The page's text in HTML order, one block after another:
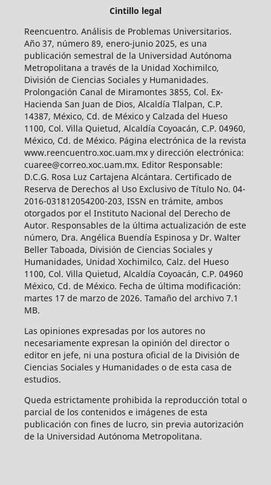
Cintillo legal
Reencuentro. Análisis de Problemas Universitarios.
Año 37, número 89, enero-junio 2025, es una
publicación semestral de la Universidad Autónoma
Metropolitana a través de la Unidad Xochimilco,
División de Ciencias Sociales y Humanidades.
Prolongación Canal de Miramontes 3855, Col. Ex-
Hacienda San Juan de Dios, Alcaldía Tlalpan, C.P.
14387, México, Cd. de México y Calzada del Hueso
1100, Col. Villa Quietud, Alcaldía Coyoacán, C.P. 04960,
México, Cd. de México. Página electrónica de la revista
www.reencuentro.xoc.uam.mx y dirección electrónica:
cuaree@correo.xoc.uam.mx. Editor Responsable:
D.C.G. Rosa Luz Cartajena Alcántara. Certificado de
Reserva de Derechos al Uso Exclusivo de Título No. 04-
2016-031812054200-203, ISSN en trámite, ambos
otorgados por el Instituto Nacional del Derecho de
Autor. Responsables de la última actualización de este
número, Dra. Angélica Buendía Espinosa y Dr. Walter
Beller Taboada, División de Ciencias Sociales y
Humanidades, Unidad Xochimilco, Calz. del Hueso
1100, Col. Villa Quietud, Alcaldía Coyoacán, C.P. 04960
México, Cd. de México. Fecha de última modificación:
martes 17 de marzo de 2026. Tamaño del archivo 7.1
MB.
Las opiniones expresadas por los autores no
necesariamente expresan la opinión del director o
editor en jefe, ni una postura oficial de la División de
Ciencias Sociales y Humanidades o de esta casa de
estudios.
Queda estrictamente prohibida la reproducción total o
parcial de los contenidos e imágenes de esta
publicación con fines de lucro, sin previa autorización
de la Universidad Autónoma Metropolitana.